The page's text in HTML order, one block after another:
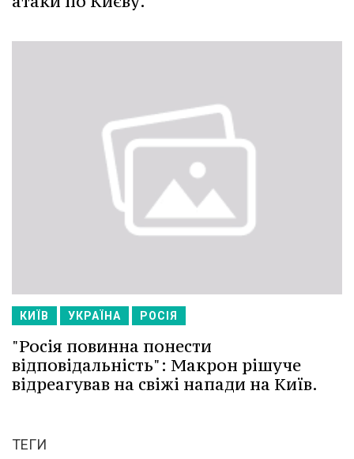
КИЇВ УКРАЇНА РОСІЯ
"Росія повинна понести
відповідальність": Макрон рішуче
відреагував на свіжі напади на Київ.
ТЕГИ